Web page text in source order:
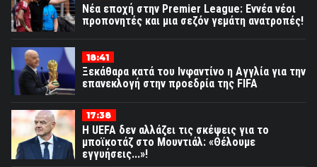
Νέα εποχή στην Premier League: Εννέα νέοι
προπονητές και μια σεζόν γεμάτη ανατροπές!
18:41
Ξεκάθαρα κατά του Ινφαντίνο η Αγγλία για την
επανεκλογή στην προεδρία της FIFA
17:38
Η UEFA δεν αλλάζει τις σκέψεις για το
μποϊκοτάζ στο Μουντιάλ: «Θέλουμε
εγγυήσεις...»!